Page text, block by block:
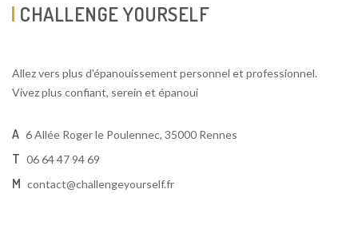
CHALLENGE YOURSELF
Allez vers plus d'épanouissement personnel et professionnel.
Vivez plus confiant, serein et épanoui
A 6 Allée Roger le Poulennec, 35000 Rennes
T 06 64 47 94 69
M contact@challengeyourself.fr